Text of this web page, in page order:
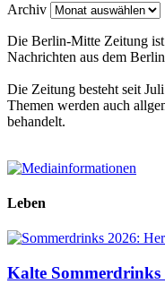
Archiv
Die Berlin-Mitte Zeitung
Nachrichten aus dem
Die Zeitung besteht seit
Themen werden auch
behandelt.
Leben
Kalte Sommerdrinks